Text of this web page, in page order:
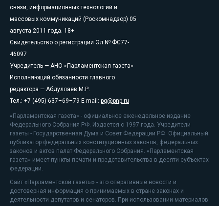
связи, информационных технологий и
массовых коммуникаций (Роскомнадзор) 05
августа 2011 года. 18+
Свидетельство о регистрации Эл № ФС77-
46097
Учредитель — АНО «Парламентская газета»
Исполняющий обязанности главного
редактора — Абдуллаев М.Р.
Тел.: +7 (495) 637–69–79 E-mail: pg@pnp.ru
«Парламентская газета» - официальное еженедельное издание
Федерального Собрания РФ. Издается с 1997 года. Учредители
газеты - Государственная Дума и Совет Федерации РФ. Официальный
публикатор федеральных конституционных законов, федеральных
законов и актов палат Федерального Собрания. «Парламентская
газета» имеет пункты печати и представительства в десяти субъектах
федерации.
Сайт «Парламентской газеты» - это оперативные новости и
достоверная информация о принимаемых в стране законах и
деятельности депутатов и сенаторов. При использовании материалов